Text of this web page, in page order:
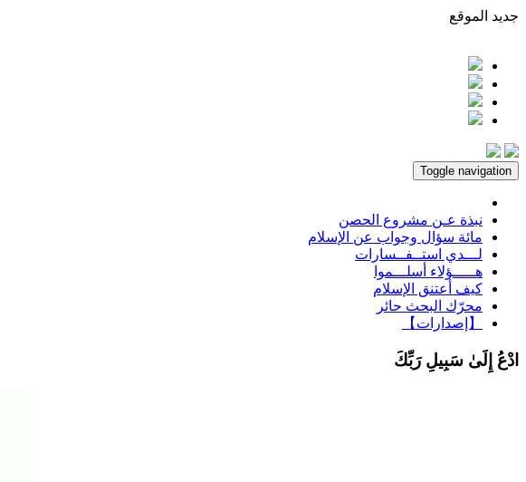
جديد الموقع
Toggle navigation
نبذة عـن مشروع الحصن
مائة سؤال وجواب عن الإسلام
لـــدي استــفــسارات
هـــــؤلاء أسلـــموا
كيف أعتنق الإسلام
محرّك البحث حائر
【إصدارات】
ادْعُ إِلَىٰ سَبِيلِ رَبِّكَ